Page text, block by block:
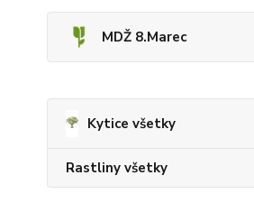
MDŽ 8.Marec
Kytice všetky
Rastliny všetky